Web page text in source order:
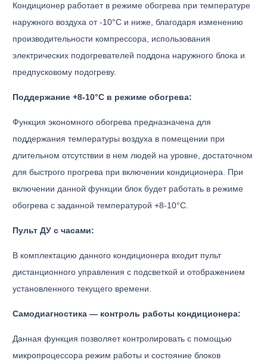
Кондиционер работает в режиме обогрева при температуре
наружного воздуха от -10°С и ниже, благодаря изменению
производительности компрессора, использования
электрических подогревателей поддона наружного блока и
предпусковому подогреву.
Поддержание +8-10°С в режиме обогрева:
Функция экономного обогрева предназначена для
поддержания температуры воздуха в помещении при
длительном отсутствии в нем людей на уровне, достаточном
для быстрого прогрева при включении кондиционера. При
включении данной функции блок будет работать в режиме
обогрева с заданной температурой +8-10°С.
Пульт ДУ с часами:
В комплектацию данного кондиционера входит пульт
дистанционного управления с подсветкой и отображением
установленного текущего времени.
Самодиагностика — контроль работы кондиционера:
Данная функция позволяет контролировать с помощью
микропроцессора режим работы и состояние блоков